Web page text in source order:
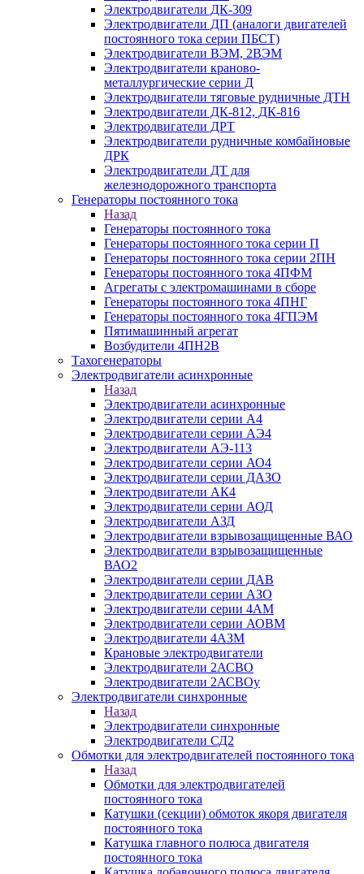
Электродвигатели ДК-309
Электродвигатели ДП (аналоги двигателей
постоянного тока серии ПБСТ)
Электродвигатели ВЭМ, 2ВЭМ
Электродвигатели краново-
металлургические серии Д
Электродвигатели тяговые рудничные ДТН
Электродвигатели ДК-812, ДК-816
Электродвигатели ДРТ
Электродвигатели рудничные комбайновые
ДРК
Электродвигатели ДТ для
железнодорожного транспорта
Генераторы постоянного тока
Назад
Генераторы постоянного тока
Генераторы постоянного тока серии П
Генераторы постоянного тока серии 2ПН
Генераторы постоянного тока 4ПФМ
Агрегаты с электромашинами в сборе
Генераторы постоянного тока 4ПНГ
Генераторы постоянного тока 4ГПЭМ
Пятимашинный агрегат
Возбудители 4ПН2В
Тахогенераторы
Электродвигатели асинхронные
Назад
Электродвигатели асинхронные
Электродвигатели серии А4
Электродвигатели серии АЭ4
Электродвигатели АЭ-113
Электродвигатели серии АО4
Электродвигатели серии ДАЗО
Электродвигатели АК4
Электродвигатели серии АОД
Электродвигатели АЗД
Электродвигатели взрывозащищенные ВАО
Электродвигатели взрывозащищенные
ВАО2
Электродвигатели серии ДАВ
Электродвигатели серии АЗО
Электродвигатели серии 4АМ
Электродвигатели серии АОВМ
Электродвигатели 4АЗМ
Крановые электродвигатели
Электродвигатели 2АСВО
Электродвигатели 2АСВОу
Электродвигатели синхронные
Назад
Электродвигатели синхронные
Электродвигатели СД2
Обмотки для электродвигателей постоянного тока
Назад
Обмотки для электродвигателей
постоянного тока
Катушки (секции) обмоток якоря двигателя
постоянного тока
Катушка главного полюса двигателя
постоянного тока